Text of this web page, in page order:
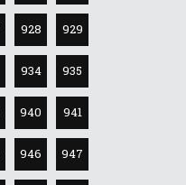
928 929
934 935
940 941
946 947